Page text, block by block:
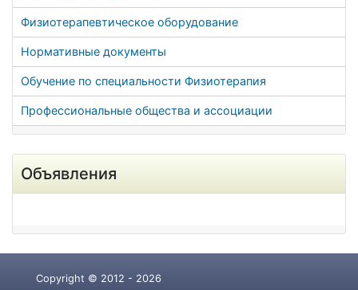
Физиотерапевтическое оборудование
Нормативные документы
Обучение по специальности Физиотерапия
Профессиональные общества и ассоциации
Объявления
Copyright © 2012 - 2026